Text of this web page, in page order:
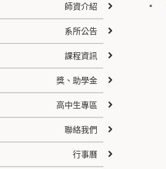
師資介紹
系所公告
課程資訊
獎、助學金
高中生專區
聯絡我們
行事曆